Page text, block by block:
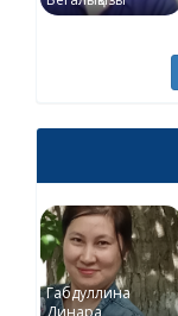
Габдуллина